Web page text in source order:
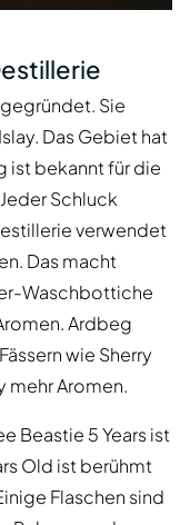
Sie
Das Gebiet hat
ist bekannt für die
Schluck
verwendet
Das macht
Waschbottiche
Ardbeg
wie Sherry
mehr Aromen.
Beastie 5 Years ist
Old ist berühmt
Flaschen sind